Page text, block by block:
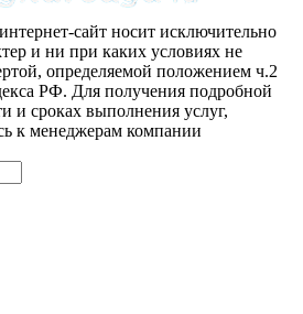
сайт носит исключительно
и ни при каких условиях не
определяемой положением ч.2
РФ. Для получения подробной
и сроках выполнения услуг,
к менеджерам компании